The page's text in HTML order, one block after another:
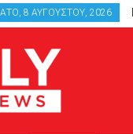
8 ΑΥΓΟΎΣΤΟΥ, 2026